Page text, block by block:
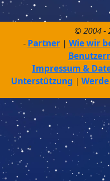
© 2004 -
Partner
Wie wir
Impressum &
Unterstützung